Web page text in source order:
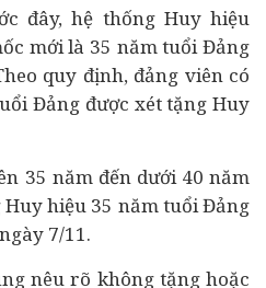
đây, hệ thống Huy hiệu
mới là 35 năm tuổi Đảng
quy định, đảng viên có
Đảng được xét tặng Huy
35 năm đến dưới 40 năm
hiệu 35 năm tuổi Đảng
7/11.
nêu rõ không tặng hoặc